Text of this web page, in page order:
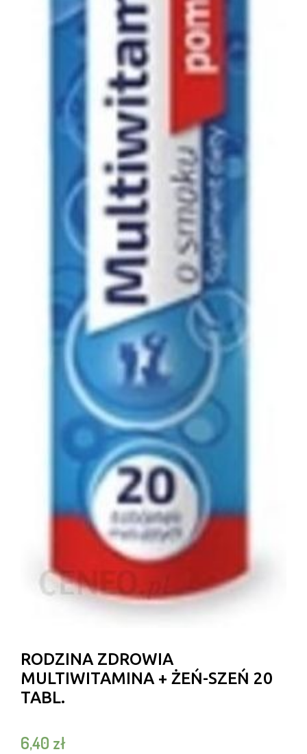
RODZINA ZDROWIA
MULTIWITAMINA + ŻEŃ-SZEŃ 20
TABL.
6,40 zł